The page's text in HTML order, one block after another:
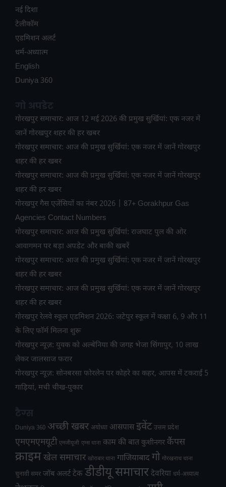
नई दिशा
टेलीकॉम
ए​डमिशन अलर्ट
धर्म-अध्यात्म
English
Duniya 360
गोरखपुर समाचार: आज 12 मई 2026 की प्रमुख सुर्खियां: एक नजर में
जानें गोरखपुर शहर की हर खबर
गोरखपुर समाचार: आज की प्रमुख सुर्खियां: एक नजर में जानें गोरखपुर
शहर की हर खबर
गोरखपुर समाचार: आज की प्रमुख सुर्खियां: एक नजर में जानें गोरखपुर
शहर की हर खबर
गोरखपुर गैस एजेंसियों का नंबर 2026 | 87+ Gorakhpur Gas
Agencies Contact Numbers
गोरखपुर समाचार: आज की प्रमुख सुर्खियां: राजघाट पुल की ओर
आवागमन पर बड़ा अपडेट और बाकी खबरें
गोरखपुर समाचार: आज की प्रमुख सुर्खियां: एक नजर में जानें गोरखपुर
शहर की हर खबर
गोरखपुर समाचार: आज की प्रमुख सुर्खियां: एक नजर में जानें गोरखपुर
शहर की हर खबर
गोरखपुर रेलवे स्कूल एडमिशन 2026: जटेपुर स्कूल में कक्षा 6, 9 और 11
के लिए फॉर्म मिलना शुरू
गोरखपुर न्यूज़: युवक को अल्बेनिया की जगह भेजा सिंगापुर, 10 लाख
लेकर जालसाज फरार
गोरखपुर न्यूज़: सोनबरसा फोरलेन पर कोहरे का कहर, आपस में टकराईं 5
गाड़ियां, मची चीख-पुकार
Duniya 360 अच्छी खबर अयोध्या आसपास इवेंट उत्तम प्रदेश
एमएमएमयूटी एमजीयूजी एम्स थाना काम की बात कुशीनगर कैंपस
क्राइमखेल समाचार खोराबार थाना गाजियाबादगो गोरखनाथ थाना
चुनावी समर जॉब अलर्ट टेक डीडीयू समाचार देवरिया धर्म-अध्यात्म